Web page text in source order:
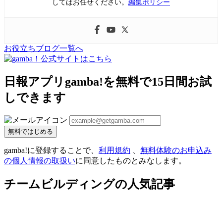
してはお任せください。 編集ポリシー
お役立ちブログ一覧へ
日報アプリgamba!を無料で15日間お試
しできます
無料ではじめる
gamba!に登録することで、 利用規約
無料体験のお申込み
の個人情報の取扱いに同意したものとみなします。
チームビルディングの人気記事